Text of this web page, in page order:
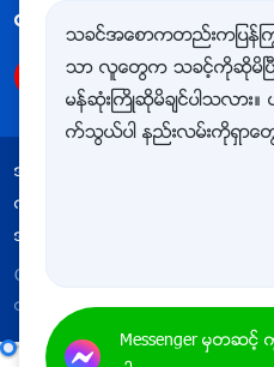
ကြၽန္ုပ္တို႔ကို follow ျပဳလုပ္ရန္
အသုံးျပဳျခင္းဆိုင္ရာ စည္းမ်ဥ္းစည္းကမ္း
ကိုယ္ေရးလုံၿခဳံမႈ မူဝါဒ
အေသးအဖြဲအခ်က္အလက္မ်ားႏွင့္ ပတ္
Copyright © 2026
လုပ္ပိုင္ခြင့္အားလုံး မူပိုင္ျဖစ္သည္။
သခင္အေစာကတည္းကျပန္ႂကြလ
သာ လူေတြက သခင့္ကိုဆိုမိၿပီ
မန္ဆုံးႀကိဳဆိုမိခ်င္ပါသလား
က္သြယ္ပါ နည္းလမ္းကိုရွာေ
Messenger မွတဆ